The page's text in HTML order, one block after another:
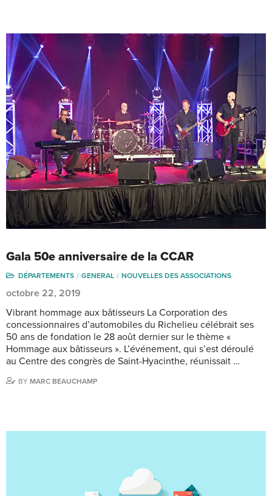
Gala 50e anniversaire de la CCAR
DÉPARTEMENTS GENERAL NOUVELLES DES ASSOCIATIONS
octobre 22, 2019
Vibrant hommage aux bâtisseurs La Corporation des
concessionnaires d’automobiles du Richelieu célébrait ses
50 ans de fondation le 28 août dernier sur le thème «
Hommage aux bâtisseurs ». L’événement, qui s’est déroulé
au Centre des congrès de Saint-Hyacinthe, réunissait …
BY MARC BEAUCHAMP